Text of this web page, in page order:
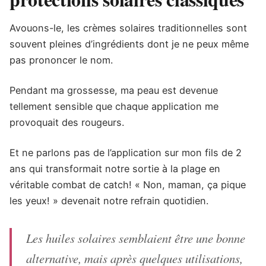
Avouons-le, les crèmes solaires traditionnelles sont
souvent pleines d’ingrédients dont je ne peux même
pas prononcer le nom.
Pendant ma grossesse, ma peau est devenue
tellement sensible que chaque application me
provoquait des rougeurs.
Et ne parlons pas de l’application sur mon fils de 2
ans qui transformait notre sortie à la plage en
véritable combat de catch! « Non, maman, ça pique
les yeux! » devenait notre refrain quotidien.
Les huiles solaires semblaient être une bonne
alternative, mais après quelques utilisations,